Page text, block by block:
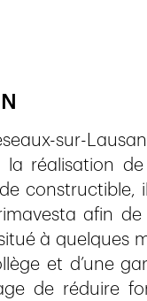
sur-
réalisation
constructible,
afin
à quelques
et d’une
de réduire